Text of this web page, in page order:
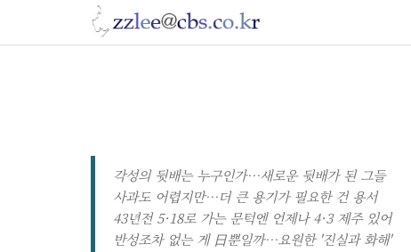
각성의 뒷배는 누구인가…새로운 뒷배가 된 그들
사과도 어렵지만…더 큰 용기가 필요한 건 용서
43년전 5·18로 가는 문턱엔 언제나 4·3 제주 있어
반성조차 없는 게 日뿐일까…요원한 '진실과 화해'